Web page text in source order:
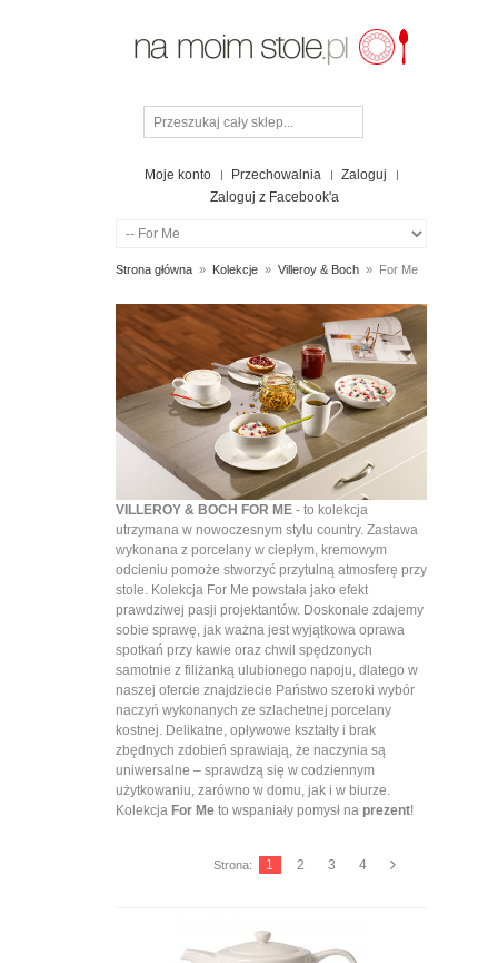
Moje konto Przechowalnia
Zaloguj
Zaloguj z Facebook'a
Strona główna » Kolekcje » Villeroy & Boch » For Me
VILLEROY & BOCH FOR ME - to kolekcja
utrzymana w nowoczesnym stylu country. Zastawa
wykonana z porcelany w ciepłym, kremowym
odcieniu pomoże stworzyć przytulną atmosferę przy
stole. Kolekcja For Me powstała jako efekt
prawdziwej pasji projektantów. Doskonale zdajemy
sobie sprawę, jak ważna jest wyjątkowa oprawa
spotkań przy kawie oraz chwil spędzonych
samotnie z filiżanką ulubionego napoju, dlatego w
naszej ofercie znajdziecie Państwo szeroki wybór
naczyń wykonanych ze szlachetnej porcelany
kostnej. Delikatne, opływowe kształty i brak
zbędnych zdobień sprawiają, że naczynia są
uniwersalne – sprawdzą się w codziennym
użytkowaniu, zarówno w domu, jak i w biurze.
Kolekcja For Me to wspaniały pomysł na prezent!
Strona: 1 2 3 4
FOR
ME
OPCJE
ZAKUPÓW
CENA:
35zł -
880zł
-
FILTRUJ
DOSTĘPNOŚĆ:
zazwyczaj
ok. 14 dni
roboczych
wysyłka
w 24h